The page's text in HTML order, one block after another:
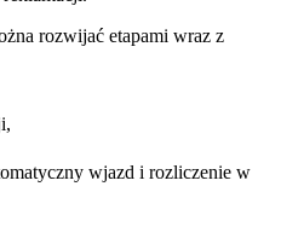
rozwijać etapami wraz z
wjazd i rozliczenie w